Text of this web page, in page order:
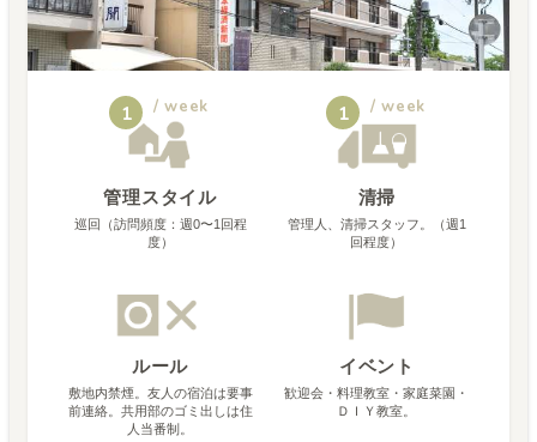
1 / week
管理スタイル
巡回（訪問頻度：週0〜1回程
度）
1 / week
清掃
管理人、清掃スタッフ。（週1
回程度）
ルール
敷地内禁煙。友人の宿泊は要事
前連絡。共用部のゴミ出しは住
人当番制。
イベント
歓迎会・料理教室・家庭菜園・
ＤＩＹ教室。